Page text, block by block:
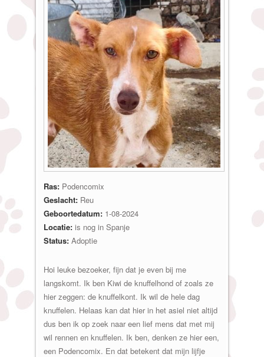
Ras: Podencomix
Geslacht: Reu
Geboortedatum: 1-08-2024
Locatie: is nog in Spanje
Status: Adoptie
Hoi leuke bezoeker, fijn dat je even bij me
langskomt. Ik ben Kiwi de knuffelhond of zoals ze
hier zeggen: de knuffelkont. Ik wil de hele dag
knuffelen. Helaas kan dat hier in het asiel niet altijd
dus ben ik op zoek naar een lief mens dat met mij
wil rennen en knuffelen. Ik ben, denken ze hier een,
een Podencomix. En dat betekent dat mijn lijfje